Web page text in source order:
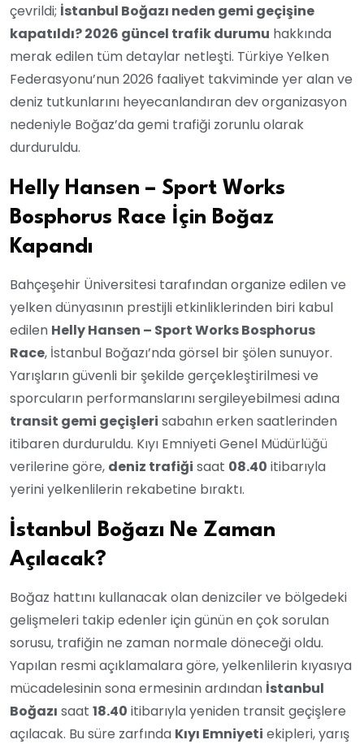
çevrildi; İstanbul Boğazı neden gemi geçişine
kapatıldı? 2026 güncel trafik durumu hakkında
merak edilen tüm detaylar netleşti. Türkiye Yelken
Federasyonu’nun 2026 faaliyet takviminde yer alan ve
deniz tutkunlarını heyecanlandıran dev organizasyon
nedeniyle Boğaz’da gemi trafiği zorunlu olarak
durduruldu.
Helly Hansen – Sport Works
Bosphorus Race İçin Boğaz
Kapandı
Bahçeşehir Üniversitesi tarafından organize edilen ve
yelken dünyasının prestijli etkinliklerinden biri kabul
edilen Helly Hansen – Sport Works Bosphorus
Race, İstanbul Boğazı’nda görsel bir şölen sunuyor.
Yarışların güvenli bir şekilde gerçekleştirilmesi ve
sporcuların performanslarını sergileyebilmesi adına
transit gemi geçişleri sabahın erken saatlerinden
itibaren durduruldu. Kıyı Emniyeti Genel Müdürlüğü
verilerine göre, deniz trafiği saat 08.40 itibarıyla
yerini yelkenlilerin rekabetine bıraktı.
İstanbul Boğazı Ne Zaman
Açılacak?
Boğaz hattını kullanacak olan denizciler ve bölgedeki
gelişmeleri takip edenler için günün en çok sorulan
sorusu, trafiğin ne zaman normale döneceği oldu.
Yapılan resmi açıklamalara göre, yelkenlilerin kıyasıya
mücadelesinin sona ermesinin ardından İstanbul
Boğazı saat 18.40 itibarıyla yeniden transit geçişlere
açılacak. Bu süre zarfında Kıyı Emniyeti ekipleri, yarış